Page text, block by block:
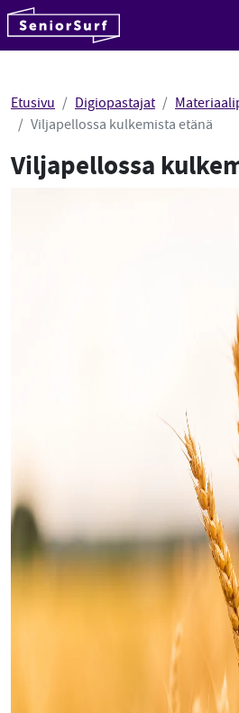
Hyppää sisältöön
Etusivu Digiopastajat
Viljapellossa kulkemista etänä
Viljapellossa